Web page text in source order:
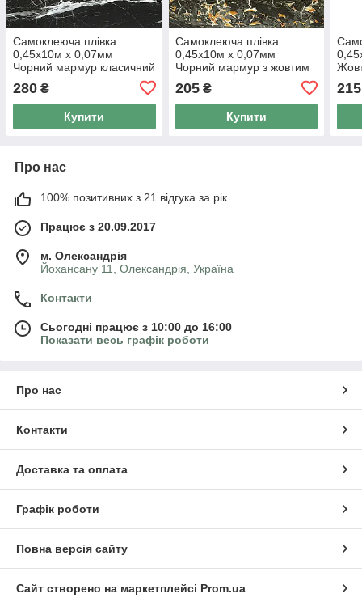
Самоклеюча плівка
0,45х10м х 0,07мм
Чорний мармур класичний
280 ₴
Купити
Самоклеюча плівка
0,45х10м х 0,07мм
Чорний мармур з жовтим
205₴
Купити
215
Про нас
100% позитивних з 21 відгука за рік
Працює з 20.09.2017
м. Олександрія
Йохансану 11, Олександрія, Україна
Контакти
Сьогодні працює з 10:00 до 16:00
Показати весь графік роботи
Про нас
Контакти
Доставка та оплата
Графік роботи
Повна версія сайту
Сайт створено на маркетплейсі Prom.ua